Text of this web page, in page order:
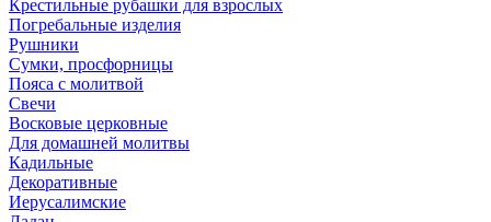
Крестильные рубашки для взрослых
Погребальные изделия
Рушники
Сумки, просфорницы
Пояса с молитвой
Свечи
Восковые церковные
Для домашней молитвы
Кадильные
Декоративные
Иерусалимские